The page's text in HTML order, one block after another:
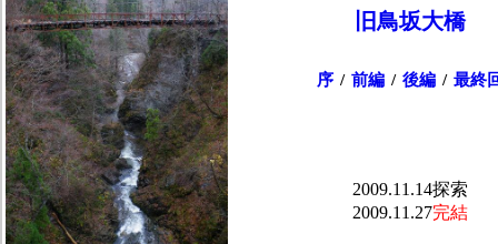
旧鳥坂大橋
序 / 前編 / 後編 / 最終
2009.11.14探索
2009.11.27完結